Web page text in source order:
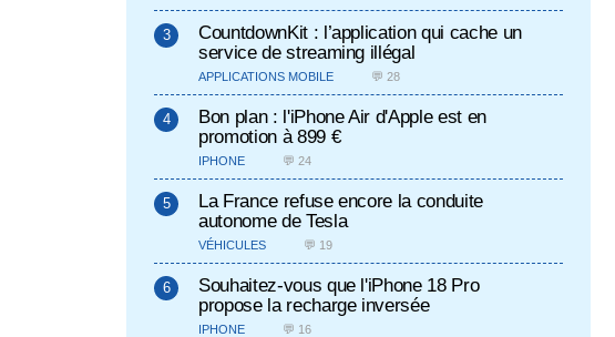
CountdownKit : l’application qui cache un
service de streaming illégal
APPLICATIONS MOBILE 💬 28
Bon plan : l'iPhone Air d'Apple est en
promotion à 899 €
IPHONE 💬 24
La France refuse encore la conduite
autonome de Tesla
VÉHICULES 💬 19
Souhaitez-vous que l'iPhone 18 Pro
propose la recharge inversée
IPHONE 💬 16